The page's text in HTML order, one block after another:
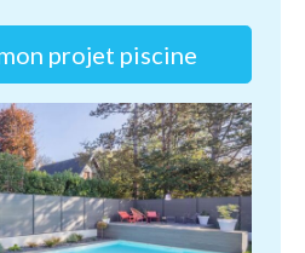
projet piscine